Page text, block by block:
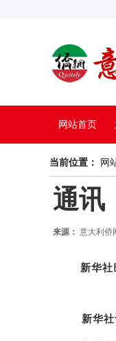
网站首页
中国电视
当前位置： 网
通讯
来源： 意大利侨
新华
新华社